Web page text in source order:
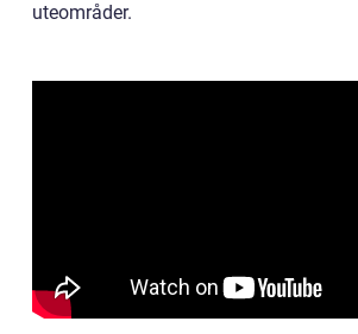
uteområder.